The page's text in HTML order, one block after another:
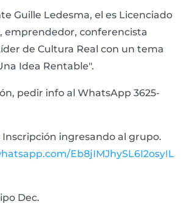
Guille Ledesma, el es Licenciado
emprendedor, conferencista
de Cultura Real con un tema
Idea Rentable".
pedir info al WhatsApp 3625-
ingresando al grupo.
Eb8jIMJhySL6I2osyIL
Dec.